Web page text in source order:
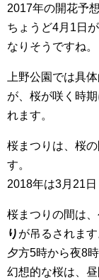
2017年の開花予想
ちょうど4月1日
なりそうですね。
上野公園では具
が、桜が咲く時
れます。
桜まつりは、桜
す。
2018年は3月21日
桜まつりの間は
り が吊るされます
夕方5時から夜8
幻想的な桜は、